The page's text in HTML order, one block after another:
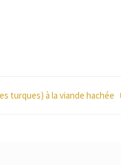
turques) à la viande hachée